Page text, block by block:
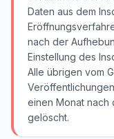
Daten aus dem
nach der
Einstellung des
Alle übrigen vom
einen Monat nach
gelöscht.